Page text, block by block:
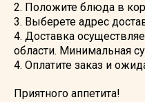
2. Положите блюда в
3. Выберете адрес
4. Доставка
области. Минимальная
4. Оплатите заказ и
Приятного аппетита!